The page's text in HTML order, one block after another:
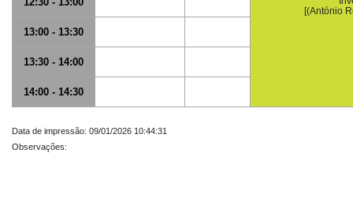
[(António
13:00 - 13:30
13:30 - 14:00
14:00 - 14:30
Data de impressão: 09/01/2026 10:44:31
Observações: